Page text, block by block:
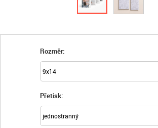
Rozměr:
Přetisk: